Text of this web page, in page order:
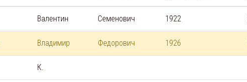
Валентин Семенович 1922
Владимир Федорович 1926
К.